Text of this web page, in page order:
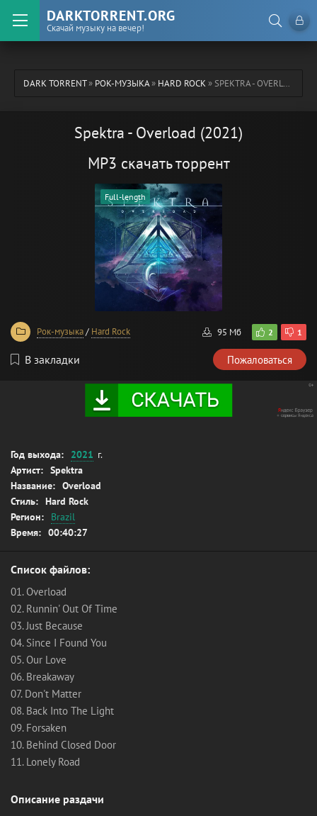
DARKTORRENT.ORG
Скачай музыку на вечер!
DARK TORRENT» РОК-МУЗЫКА» HARD ROCK» SPEKTRA - OVERLOAD (2021)
Spektra - Overload (2021)
MP3 скачать торрент
Full-length
Рок-музыка/ Hard Rock 95 Мб 2 1
В закладки Пожаловаться
Год выхода: 2021 г.
Артист: Spektra
Название: Overload
Стиль: Hard Rock
Регион:
Brazil
Время: 00:40:27
Список файлов:
01. Overload
02. Runnin' Out Of Time
03. Just Because
04. Since I Found You
05. Our Love
06. Breakaway
07. Don't Matter
08. Back Into The Light
09. Forsaken
10. Behind Closed Door
11. Lonely Road
Описание раздачи